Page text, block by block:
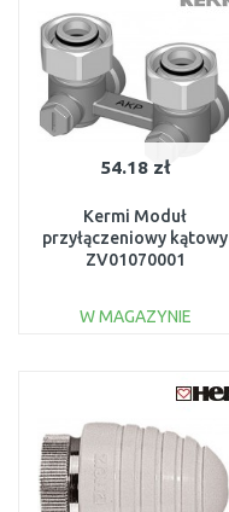
54.18 zł
Kermi Moduł
przyłączeniowy kątowy
ZV01070001
W MAGAZYNIE
Do porównania